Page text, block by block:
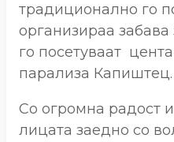
традиционално го
организираа
го посетуваат
парализа Капиштец.
Со огромна радост
лицата заедно со